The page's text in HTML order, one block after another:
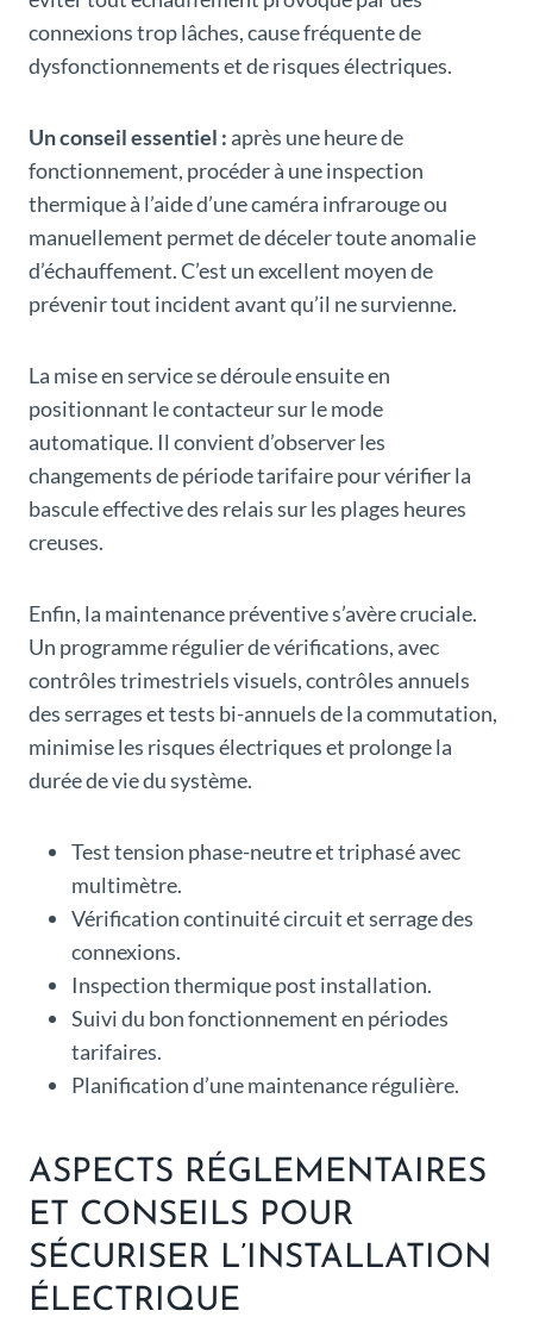
connexions trop lâches, cause fréquente de
dysfonctionnements et de risques électriques.
Un conseil essentiel :après une heure de
fonctionnement, procéder à une inspection
thermique à l’aide d’une caméra infrarouge ou
manuellement permet de déceler toute anomalie
d’échauffement. C’est un excellent moyen de
prévenir tout incident avant qu’il ne survienne.
La mise en service se déroule ensuite en
positionnant le contacteur sur le mode
automatique. Il convient d’observer les
changements de période tarifaire pour vérifier la
bascule effective des relais sur les plages heures
creuses.
Enfin, la maintenance préventive s’avère cruciale.
Un programme régulier de vérifications, avec
contrôles trimestriels visuels, contrôles annuels
des serrages et tests bi-annuels de la commutation,
minimise les risques électriques et prolonge la
durée de vie du système.
Test tension phase-neutre et triphasé avec
multimètre.
Vérification continuité circuit et serrage des
connexions.
Inspection thermique post installation.
Suivi du bon fonctionnement en périodes
tarifaires.
Planification d’une maintenance régulière.
ASPECTS RÉGLEMENTAIRES
ET CONSEILS POUR
SÉCURISER L’INSTALLATION
ÉLECTRIQUE